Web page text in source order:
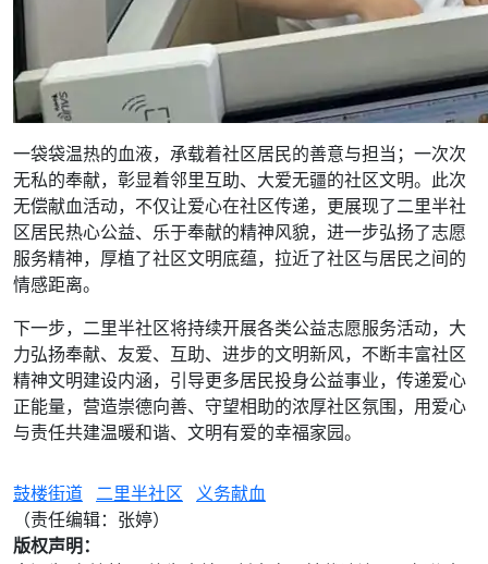
一袋袋温热的血液，承载着社区居民的善意与担当；一次次
无私的奉献，彰显着邻里互助、大爱无疆的社区文明。此次
无偿献血活动，不仅让爱心在社区传递，更展现了二里半社
区居民热心公益、乐于奉献的精神风貌，进一步弘扬了志愿
服务精神，厚植了社区文明底蕴，拉近了社区与居民之间的
情感距离。
下一步，二里半社区将持续开展各类公益志愿服务活动，大
力弘扬奉献、友爱、互助、进步的文明新风，不断丰富社区
精神文明建设内涵，引导更多居民投身公益事业，传递爱心
正能量，营造崇德向善、守望相助的浓厚社区氛围，用爱心
与责任共建温暖和谐、文明有爱的幸福家园。
鼓楼街道 二里半社区
义务献血
（责任编辑：张婷）
版权声明：